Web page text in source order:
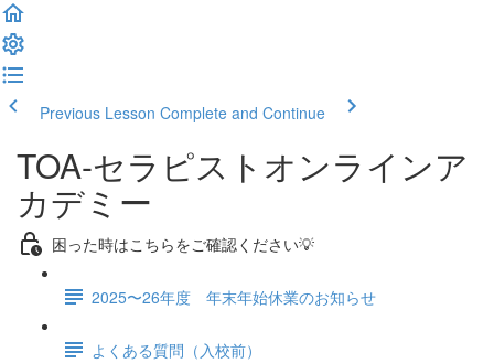
Previous Lesson Complete and Continue
TOA-セラピストオンラインア
カデミー
困った時はこちらをご確認ください💡
2025〜26年度 年末年始休業のお知らせ
よくある質問（入校前）